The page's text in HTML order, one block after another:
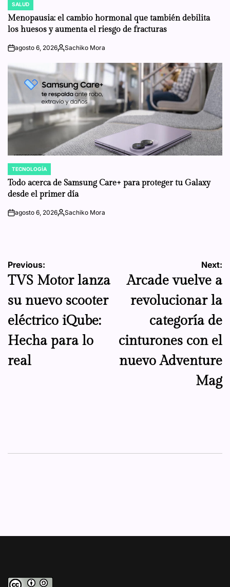
POSTED
IN
SALUD
Menopausia: el cambio hormonal que también debilita
los huesos y aumenta el riesgo de fracturas
onagosto 6, 2026Posted
Sachiko Mora
POSTED
IN
TECNOLOGÍA
Todo acerca de Samsung Care+ para proteger tu Galaxy
desde el primer día
onagosto 6, 2026Posted
Sachiko Mora
Navegación
de
entradas
Previous:
TVS Motor lanza
su nuevo scooter
eléctrico iQube:
Hecha para lo
real
Next:
Arcade vuelve a
revolucionar la
categoría de
cinturones con el
nuevo Adventure
Mag